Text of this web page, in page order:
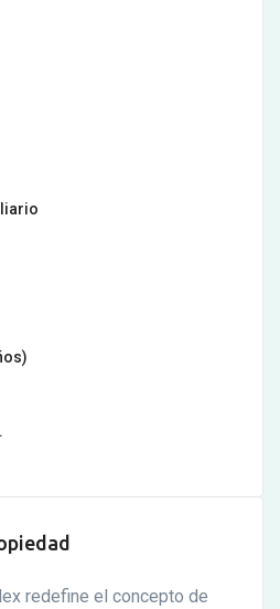
redefine el concepto de